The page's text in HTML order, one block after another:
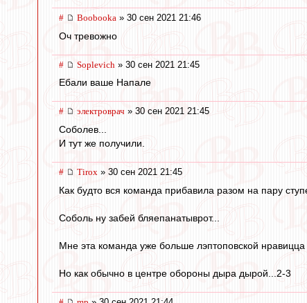
# Boobooka » 30 сен 2021 21:46
Оч тревожно
# Soplevich » 30 сен 2021 21:45
Ебали ваше Напале
# электроврач » 30 сен 2021 21:45
Соболев...
И тут же получили.
# Tirox » 30 сен 2021 21:45
Как будто вся команда прибавила разом на пару
Соболь ну забей бляепанатыврот...
Мне эта команда уже больше лэптоповской нравицца
Но как обычно в центре обороны дыра дырой...2-3